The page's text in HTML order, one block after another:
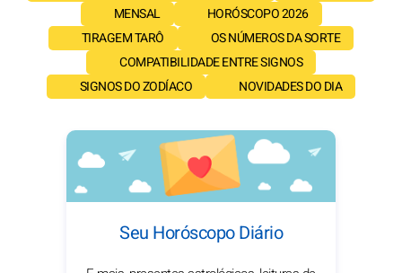
MENSAL
HORÓSCOPO 2026
TIRAGEM TARÔ
OS NÚMEROS DA SORTE
COMPATIBILIDADE ENTRE SIGNOS
SIGNOS DO ZODÍACO
NOVIDADES DO DIA
Seu Horóscopo Diário